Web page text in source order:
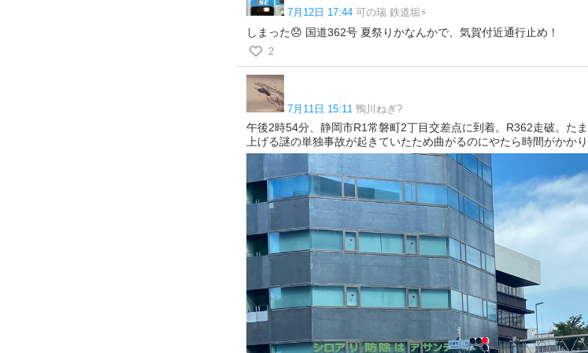
7月12日 17:44 可の瑞 鉄道垢⚡️
しまった😞 国道362号 夏祭りかなんかで、気賀付近通行止め！
2
7月11日 15:11 鴨川ねぎ?
午後2時54分、静岡市R1常磐町2丁目交差点に到着。R362走破。た
上げる謎の単独事故が起きていたため曲がるのにやたら時間がかか